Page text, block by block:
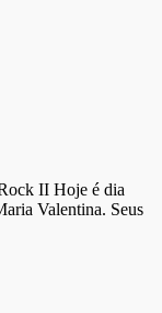
II Hoje é dia
Valentina. Seus